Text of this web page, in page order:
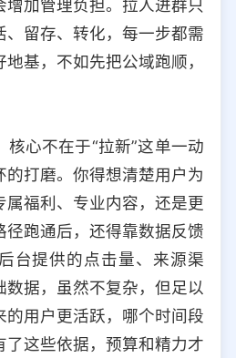
加管理负担。拉人进群只
、留存、转化，每一步都需
基，不如先把公域跑顺，
心不在于“拉新”这单一动
打磨。你得想清楚用户为
属福利、专业内容，还是更
径跑通后，还得靠数据反馈
台提供的点击量、来源渠
数据，虽然不复杂，但足以
的用户更活跃，哪个时间段
了这些依据，预算和精力才